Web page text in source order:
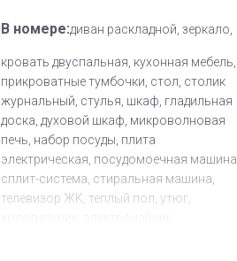
В номере:диван раскладной, зеркало,
кровать двуспальная, кухонная мебель,
прикроватные тумбочки, стол, столик
журнальный, стулья, шкаф, гладильная
доска, духовой шкаф, микроволновая
печь, набор посуды, плита
электрическая, посудомоечная машина,
сплит-система, стиральная машина,
телевизор ЖК, теплый пол, утюг,